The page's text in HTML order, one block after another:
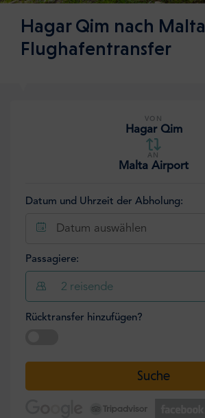
Hagar Qim nach Malta
Flughafentransfer
VON
Hagar Qim
AN
Malta Airport
Datum und Uhrzeit der Abholung:
Datum auswählen
Passagiere:
2 reisende
Rücktransfer hinzufügen?
Suche